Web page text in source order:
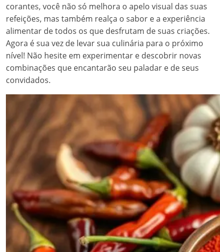
corantes, você não só melhora o apelo visual das suas
refeições, mas também realça o sabor e a experiência
alimentar de todos os que desfrutam de suas criações.
Agora é sua vez de levar sua culinária para o próximo
nível! Não hesite em experimentar e descobrir novas
combinações que encantarão seu paladar e de seus
convidados.